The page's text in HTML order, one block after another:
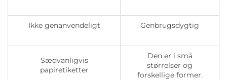
Ikke genanvendeligt Genbrugsdygtig
Sædvanligvis
papiretiketter
Den er i små
størrelser og
forskellige former.